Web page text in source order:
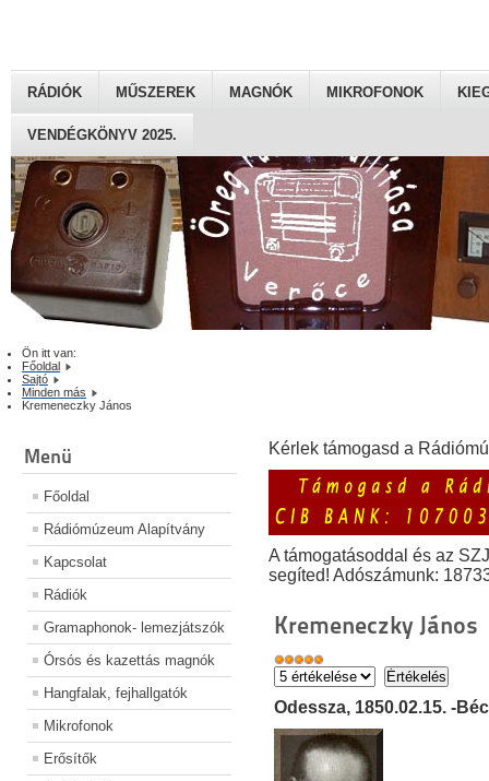
RÁDIÓK MŰSZEREK MAGNÓK MIKROFONOK
VENDÉGKÖNYV 2025.
Ön itt van:
Főoldal
Sajtó
Minden más
Kremeneczky János
Menü
Főoldal
Rádiómúzeum Alapítvány
Kapcsolat
Rádiók
Gramaphonok- lemezjátszók
Órsós és kazettás magnók
Hangfalak, fejhallgatók
Mikrofonok
Erősítők
Kérlek támogasd a
A támogatásoddal és az
segíted! Adószámunk:
Kremeneczky János
Odessza, 1850.02.15. -